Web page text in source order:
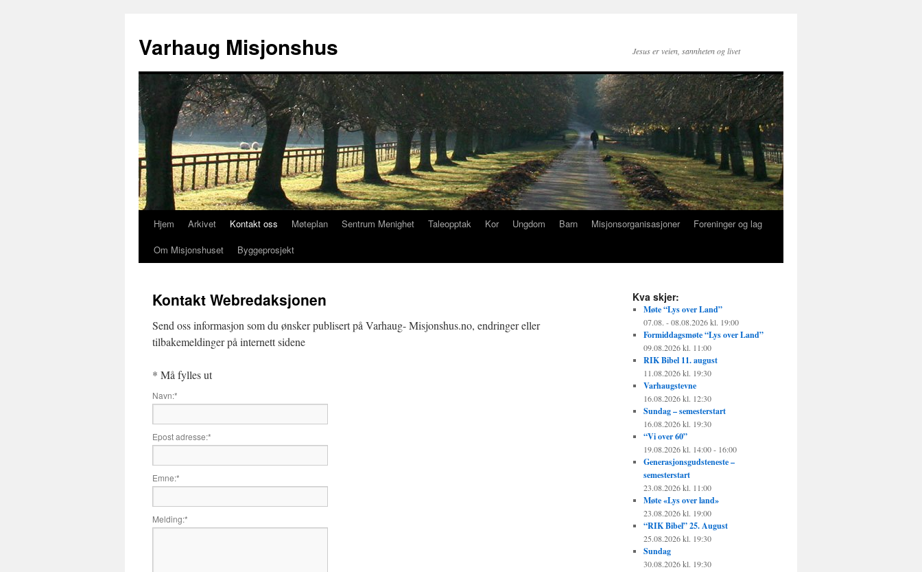
Varhaug Misjonshus Jesus er veien, sannheten og livet
Hopp
Hjem Arkivet Kontakt oss Møteplan Sentrum Menighet Taleopptak Kor Ungdom Barn Misjonsorganisasjoner
Foreninger og lag
Om Misjonshuset
Byggeprosjekt
Kontakt Webredaksjonen
Send oss informasjon som du ønsker publisert på Varhaug- Misjonshus.no, endringer eller
tilbakemeldinger på internett sidene
* Må fylles ut
Navn:*
Epost adresse:*
Emne:*
Melding:*
Kva skjer:
Møte “Lys over Land”
07.08. - 08.08.2026 kl. 19:00
Formiddagsmøte “Lys over Land”
09.08.2026 kl. 11:00
RIK Bibel 11. august
11.08.2026 kl. 19:30
Varhaugstevne
16.08.2026 kl. 12:30
Sundag – semesterstart
16.08.2026 kl. 19:30
“Vi over 60”
19.08.2026 kl. 14:00 - 16:00
Generasjonsgudsteneste –
semesterstart
23.08.2026 kl. 11:00
Møte «Lys over land»
23.08.2026 kl. 19:00
“RIK Bibel” 25. August
25.08.2026 kl. 19:30
Sundag
30.08.2026 kl. 19:30